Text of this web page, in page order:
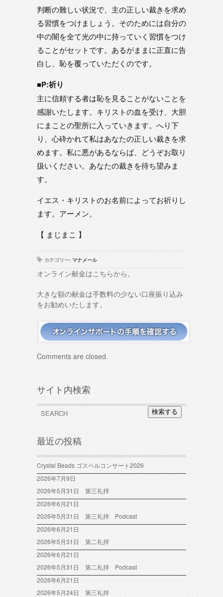
判断の難しい状況で、主の正しい裁きを求め
る習慣をつけましょう。そのためには自分の
中の闇を全て光の中に持っていく習慣をつけ
ることがセットです。あるがままに正直に告
白し、恥を覆っていただくのです。
■P:祈り
主に信頼する者は恥を見ることがないことを
感謝いたします。キリストの血を受け、大胆
にまことの聖所に入っていきます。へり下
り、心砕かれて私はあなたの正しい裁きを求
めます。私に悪があるならば、どうぞお取り
扱いください。あなたの裁きを待ち望みま
す。
イエス・キリストのお名前によってお祈りし
ます。アーメン。
【 まじまこ 】
カテゴリー: マナメール
オンライン献金はこちらから。
大きな額の献金は手数料の少ない口座振り込み
をお勧めいたします。
Comments are closed.
サイト内検索
検索する
最近の投稿
Crystal Beads ゴスペルコンサート2026
2026年7月9日
2026年5月31日 第三礼拝
2026年6月21日
2026年5月31日 第三礼拝 Podcast
2026年6月21日
2026年5月31日 第二礼拝
2026年6月21日
2026年5月31日 第二礼拝 Podcast
2026年6月21日
2026年5月24日 第三礼拝